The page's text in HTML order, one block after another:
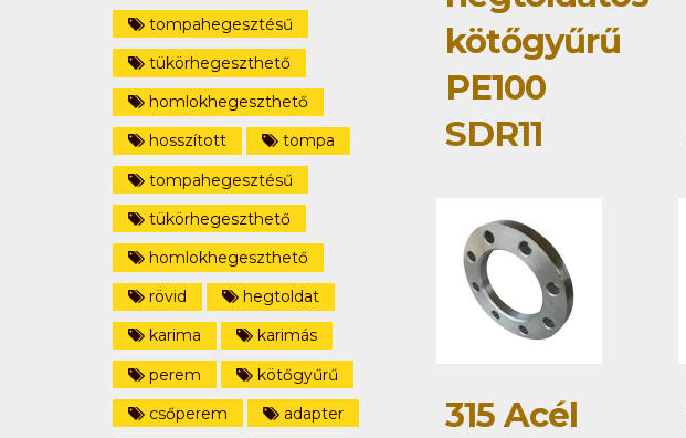
tompahegesztésű
tükörhegeszthető
homlokhegeszthető
hosszított
tompa
tompahegesztésű
tükörhegeszthető
homlokhegeszthető
rövid
hegtoldat
karima
karimás
perem
kötőgyűrű
csőperem
adapter
kötőgyűrű
PE100
SDR11
315 Acél